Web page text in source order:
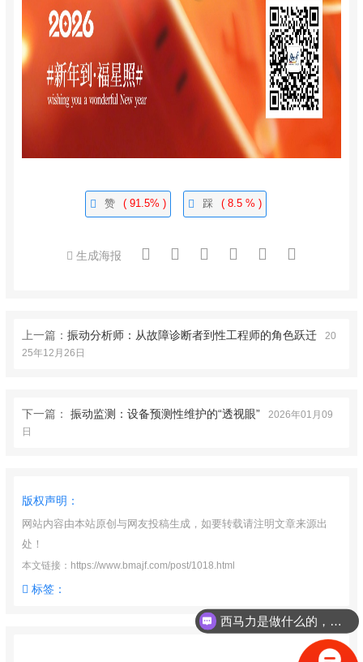
赞 ( 91.5% ) 踩 ( 8.5 % )
生成海报
上一篇： 振动分析师：从故障诊断者到性工程师的角色跃迁
20
25年12月26日
下一篇： 振动监测：设备预测性维护的“透视眼”
2026年01月09
日
版权声明：
网站内容由本站原创与网友投稿生成，如要转载请注明文章来源出
处！
本文链接：https://www.bmajf.com/post/1018.html
标签：
振动分析师如何报名考试？